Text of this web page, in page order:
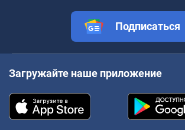
Подписаться
Загружайте наше приложение